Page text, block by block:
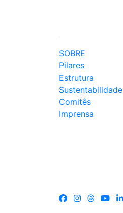
SOBRE
Pilares
Estrutura
Sustentabilidade
Comitês
Imprensa